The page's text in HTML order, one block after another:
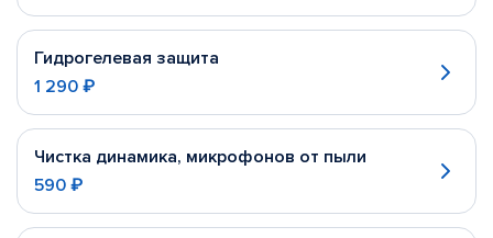
Гидрогелевая защита
1 290 ₽
Чистка динамика, микрофонов от пыли
590 ₽